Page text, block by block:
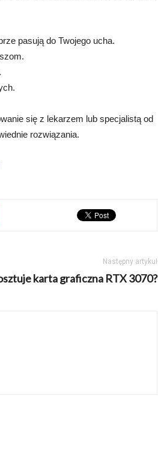
pasują do Twojego ucha.
się z lekarzem lub specjalistą od
rozwiązania.
Następny artykuł
karta graficzna RTX 3070?